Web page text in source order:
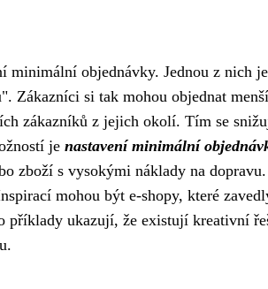
minimální objednávky. Jednou z nich je
Zákazníci si tak mohou objednat menší
zákazníků z jejich okolí. Tím se
je nastavení minimální
zboží s vysokými náklady na dopravu.
mohou být e-shopy, které
příklady ukazují, že existují kreativní